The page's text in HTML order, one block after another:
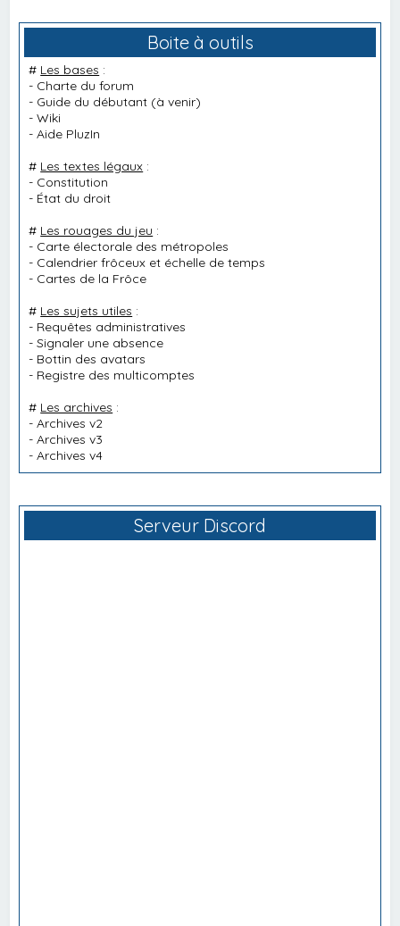
Boite à outils
# Les bases :
- Charte du forum
- Guide du débutant (à venir)
-Wiki
-Aide PluzIn
# Les textes légaux :
- Constitution
- État du droit
# Les rouages du jeu :
- Carte électorale des métropoles
- Calendrier frôceux et échelle de temps
- Cartes de la Frôce
# Les sujets utiles :
- Requêtes administratives
-Signaler une absence
- Bottin des avatars
- Registre des multicomptes
# Les archives :
-Archives v2
-Archives v3
-Archives v4
Serveur Discord